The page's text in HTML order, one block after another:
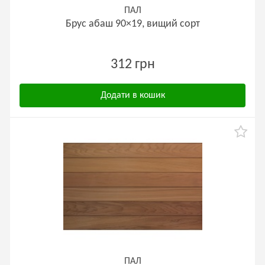
ПАЛ
Брус абаш 90×19, вищий сорт
312 грн
Додати в кошик
ПАЛ